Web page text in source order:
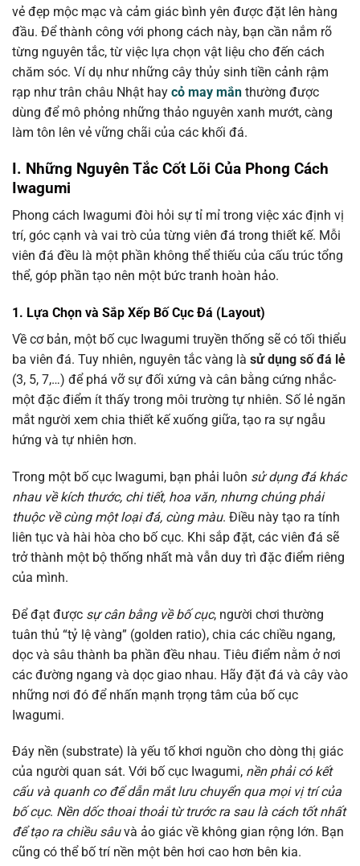
vẻ đẹp mộc mạc và cảm giác bình yên được đặt lên hàng
đầu. Để thành công với phong cách này, bạn cần nắm rõ
từng nguyên tắc, từ việc lựa chọn vật liệu cho đến cách
chăm sóc. Ví dụ như những cây thủy sinh tiền cảnh rậm
rạp như trân châu Nhật hay cỏ may mắn thường được
dùng để mô phỏng những thảo nguyên xanh mướt, càng
làm tôn lên vẻ vững chãi của các khối đá.
I. Những Nguyên Tắc Cốt Lõi Của Phong Cách
Iwagumi
Phong cách Iwagumi đòi hỏi sự tỉ mỉ trong việc xác định vị
trí, góc cạnh và vai trò của từng viên đá trong thiết kế. Mỗi
viên đá đều là một phần không thể thiếu của cấu trúc tổng
thể, góp phần tạo nên một bức tranh hoàn hảo.
1. Lựa Chọn và Sắp Xếp Bố Cục Đá (Layout)
Về cơ bản, một bố cục Iwagumi truyền thống sẽ có tối thiểu
ba viên đá. Tuy nhiên, nguyên tắc vàng là sử dụng số đá lẻ
(3, 5, 7,…) để phá vỡ sự đối xứng và cân bằng cứng nhắc-
một đặc điểm ít thấy trong môi trường tự nhiên. Số lẻ ngăn
mắt người xem chia thiết kế xuống giữa, tạo ra sự ngẫu
hứng và tự nhiên hơn.
Trong một bố cục Iwagumi, bạn phải luôn sử dụng đá khác
nhau về kích thước, chi tiết, hoa văn, nhưng chúng phải
thuộc về cùng một loại đá, cùng màu. Điều này tạo ra tính
liên tục và hài hòa cho bố cục. Khi sắp đặt, các viên đá sẽ
trở thành một bộ thống nhất mà vẫn duy trì đặc điểm riêng
của mình.
Để đạt được sự cân bằng về bố cục, người chơi thường
tuân thủ “tỷ lệ vàng” (golden ratio), chia các chiều ngang,
dọc và sâu thành ba phần đều nhau. Tiêu điểm nằm ở nơi
các đường ngang và dọc giao nhau. Hãy đặt đá và cây vào
những nơi đó để nhấn mạnh trọng tâm của bố cục
Iwagumi.
Đáy nền (substrate) là yếu tố khơi nguồn cho dòng thị giác
của người quan sát. Với bố cục Iwagumi, nền phải có kết
cấu và quanh co để dẫn mắt lưu chuyển qua mọi vị trí của
bố cục. Nền dốc thoai thoải từ trước ra sau là cách tốt nhất
để tạo ra chiều sâuvà ảo giác về không gian rộng lớn. Bạn
cũng có thể bố trí nền một bên hơi cao hơn bên kia.